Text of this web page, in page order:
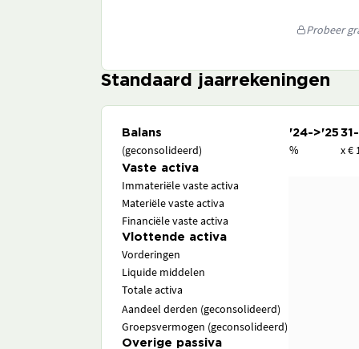
Probeer
Standaard jaarrekeningen
Balans '24->'25
(geconsolideerd) % x €
Vaste activa
Immateriële vaste activa
Materiële vaste activa
Financiële vaste activa
Vlottende activa
Vorderingen
Liquide middelen
Totale activa
Aandeel derden (geconsolideerd)
Groepsvermogen (geconsolideerd)
Overige passiva